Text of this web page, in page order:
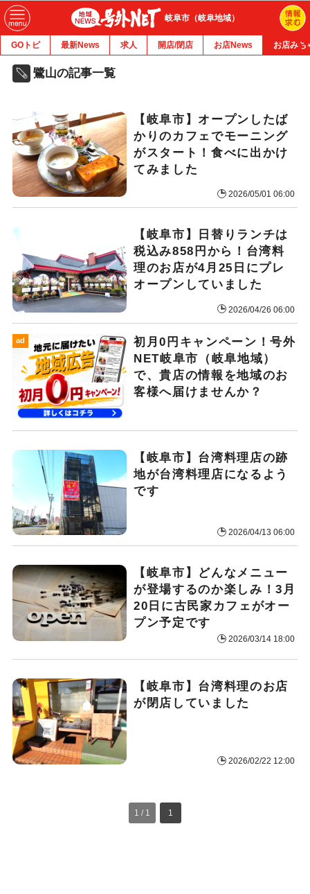
岐阜市（岐阜地域）
GOトピ 最新News 求人 開店/閉店 お店News お店みち
鷺山の記事一覧
【岐阜市】オープンしたば
かりのカフェでモーニング
がスタート！食べに出かけ
てみました
2026/05/01 06:00
【岐阜市】日替りランチは
税込み858円から！台湾料
理のお店が4月25日にプレ
オープンしていました
2026/04/26 06:00
ad
初月0円キャンペーン！号外
NET岐阜市（岐阜地域）
で、貴店の情報を地域のお
客様へ届けませんか？
【岐阜市】台湾料理店の跡
地が台湾料理店になるよう
です
2026/04/13 06:00
【岐阜市】どんなメニュー
が登場するのか楽しみ！3月
20日に古民家カフェがオー
プン予定です
2026/03/14 18:00
【岐阜市】台湾料理のお店
が閉店していました
2026/02/22 12:00
1 / 1 1